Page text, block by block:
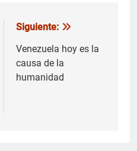
Siguiente:
Venezuela hoy es la
causa de la
humanidad